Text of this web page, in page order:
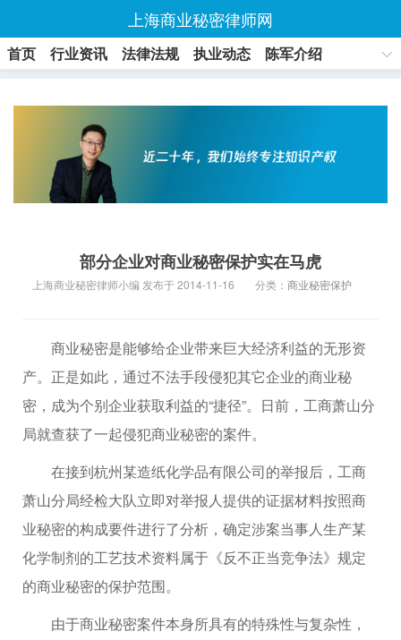
上海商业秘密律师网
首页 行业资讯 法律法规 执业动态
陈军介绍
部分企业对商业秘密保护实在马虎
上海商业秘密律师小编 发布于 2014-11-16 分类： 商业秘密保护
商业秘密是能够给企业带来巨大经济利益的无形资
产。正是如此，通过不法手段侵犯其它企业的商业秘
密，成为个别企业获取利益的“捷径”。日前，工商萧山分
局就查获了一起侵犯商业秘密的案件。
在接到杭州某造纸化学品有限公司的举报后，工商
萧山分局经检大队立即对举报人提供的证据材料按照商
业秘密的构成要件进行了分析，确定涉案当事人生产某
化学制剂的工艺技术资料属于《反不正当竞争法》规定
的商业秘密的保护范围。
由于商业秘密案件本身所具有的特殊性与复杂性，